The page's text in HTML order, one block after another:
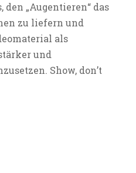
„Augentieren“ das
zu liefern und
als
und
Show, don’t